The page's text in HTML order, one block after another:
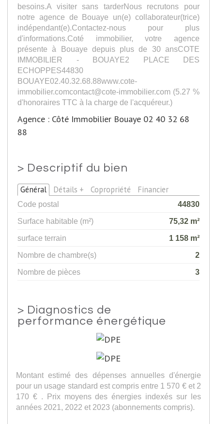
besoins.A visiter sans tarderNous recrutons pour
notre agence de Bouaye un(e) collaborateur(trice)
indépendant(e).Contactez-nous pour plus
d'informations.Coté immobilier, votre agence
présente à Bouaye depuis plus de 30 ansCOTE
IMMOBILIER - BOUAYE2 PLACE DES
ECHOPPES44830
BOUAYE02.40.32.68.88www.cote-
immobilier.comcontact@cote-immobilier.com (5.27 %
d'honoraires TTC à la charge de l'acquéreur.)
Agence : Côté Immobilier Bouaye 02 40 32 68
88
> Descriptif du bien
Général Détails + Copropriété Financier
Code postal
44830
Surface habitable (m²)
75,32 m²
surface terrain
1 158 m²
Nombre de chambre(s)
2
Nombre de pièces
3
> Diagnostics de
performance énergétique
Montant estimé des dépenses annuelles d'énergie
pour un usage standard est compris entre 1 570 € et 2
170 € . Prix moyens des énergies indexés sur les
années 2021, 2022 et 2023 (abonnements compris).